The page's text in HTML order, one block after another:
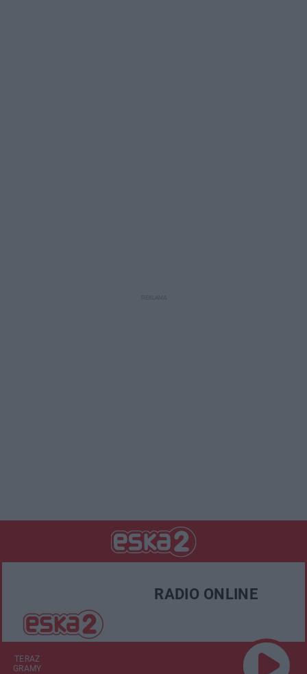
RADIO ONLINE
TERAZ
GRAMY